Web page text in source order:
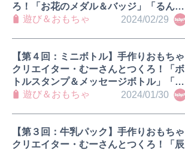
2024/02/29
ろ！「お花のメダル＆バッジ」「るんる
んごきげんお花」
遊び＆おもちゃ
2024/01/30
【第４回：ミニボトル】手作りおもちゃ
クリエイター・むーさんとつくろ！「ボ
トルスタンプ＆メッセージボトル」「ヤ
クルト容器のひな人形」
遊び＆おもちゃ
【第３回：牛乳パック】手作りおもちゃ
クリエイター・むーさんとつくろ！「辰